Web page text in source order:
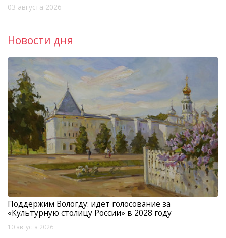
03 августа 2026
Новости дня
Поддержим Вологду: идет голосование за
«Культурную столицу России» в 2028 году
10 августа 2026